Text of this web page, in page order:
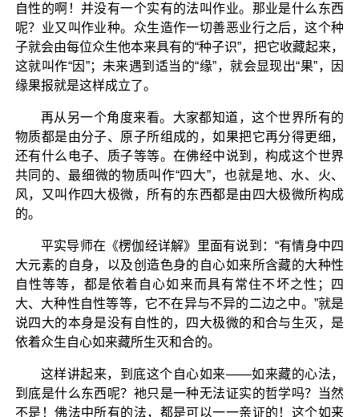
自性的啊！并没有一个实有的法叫作业。那业是什么东西
呢？业又叫作业种。众生造作一切善恶业行之后，这个种
子就会由每位众生他本来具有的“种子识”，把它收藏起来，
这就叫作“因”；未来遇到适当的“缘”，就会显现出“果”，因
缘果报就是这样成立了。
再从另一个角度来看。大家都知道，这个世界所有的
物质都是由分子、原子所组成的，如果把它再分得更细，
还有什么电子、质子等等。在佛经中说到，构成这个世界
共同的、最细微的物质叫作“四大”，也就是地、水、火、
风，又叫作四大极微，所有的东西都是由四大极微所构成
的。
平实导师在《楞伽经详解》里面有说到：“有情身中四
大元素的自身，以及创造色身的自心如来所含藏的大种性
自性等等，都是依着自心如来而具有常住不坏之性；四
大、大种性自性等等，它不在异与不异的二边之中。”就是
说四大的本身是没有自性的，四大极微的和合与生灭，是
依着众生自心如来藏所生灭和合的。
这样讲起来，到底这个自心如来——如来藏的心法，
到底是什么东西呢？衪只是一种无法证实的哲学吗？当然
不是！佛法中所有的法，都是可以一一亲证的！这个如来